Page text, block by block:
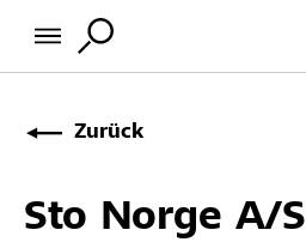
Zurück
Sto Norge A/S